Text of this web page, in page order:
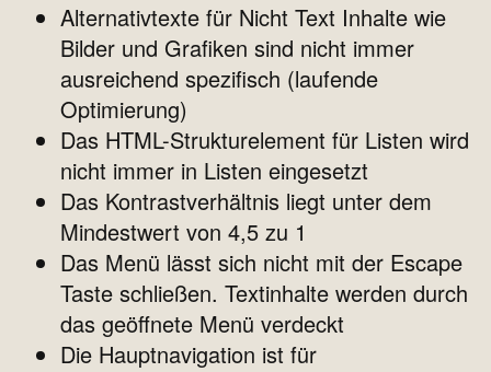
Alternativtexte für Nicht Text Inhalte wie
Bilder und Grafiken sind nicht immer
ausreichend spezifisch (laufende
Optimierung)
Das HTML-Strukturelement für Listen wird
nicht immer in Listen eingesetzt
Das Kontrastverhältnis liegt unter dem
Mindestwert von 4,5 zu 1
Das Menü lässt sich nicht mit der Escape
Taste schließen. Textinhalte werden durch
das geöffnete Menü verdeckt
Die Hauptnavigation ist für